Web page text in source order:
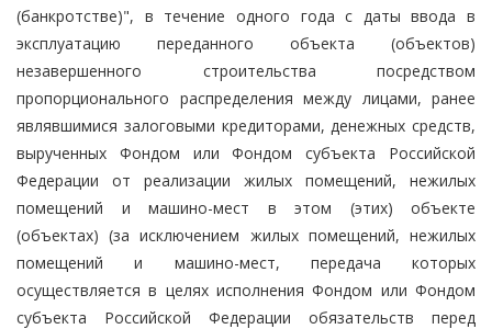
(банкротстве)", в течение одного года с даты ввода в
эксплуатацию переданного объекта (объектов)
незавершенного строительства посредством
пропорционального распределения между лицами, ранее
являвшимися залоговыми кредиторами, денежных средств,
вырученных Фондом или Фондом субъекта Российской
Федерации от реализации жилых помещений, нежилых
помещений и машино-мест в этом (этих) объекте
(объектах) (за исключением жилых помещений, нежилых
помещений и машино-мест, передача которых
осуществляется в целях исполнения Фондом или Фондом
субъекта Российской Федерации обязательств перед